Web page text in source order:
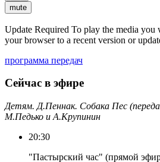
mute
Update Required To play the media you
your browser to a recent version or
программа передач
Сейчас в эфире
Детям. Д.Пеннак. Собака Пес
М.Педько и А.Крупинин
20:30
"Пастырский час" (прямой